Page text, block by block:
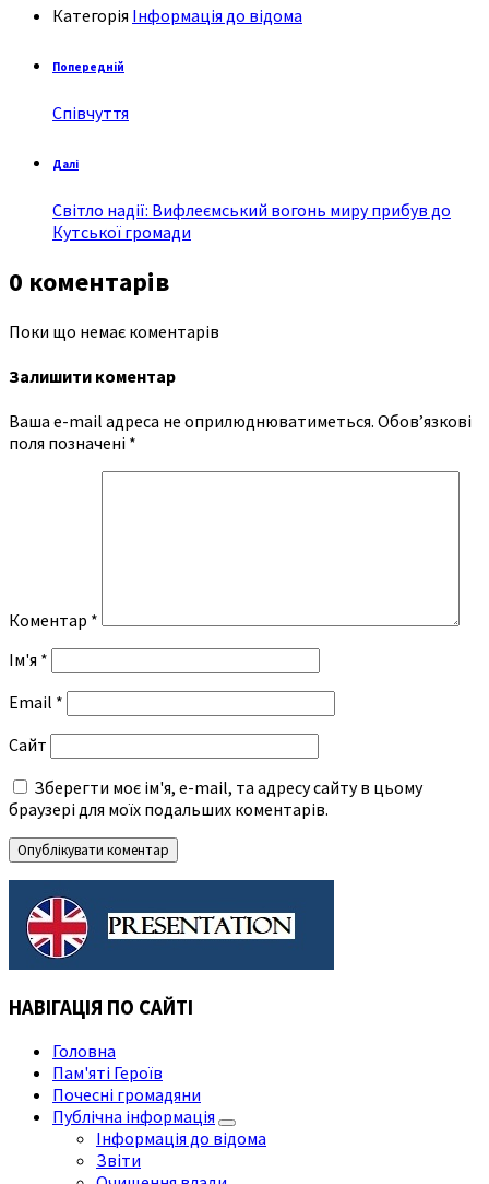
Категорія Інформація до відома
Попередній
Співчуття
Далі
Світло надії: Вифлеємський вогонь миру прибув до
Кутської громади
0 коментарів
Поки що немає коментарів
Залишити коментар
Ваша e-mail адреса не оприлюднюватиметься. Обов’язкові
поля позначені *
Коментар *
Ім'я *
Email *
Сайт
Зберегти моє ім'я, e-mail, та адресу сайту в цьому
браузері для моїх подальших коментарів.
НАВІГАЦІЯ ПО САЙТІ
Головна
Пам'яті Героїв
Почесні громадяни
Публічна інформація
Інформація до відома
Звіти